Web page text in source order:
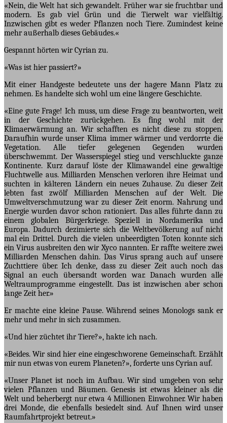
«Nein, die Welt hat sich gewandelt. Früher war sie fruchtbar und
modern. Es gab viel Grün und die Tierwelt war vielfältig.
Inzwischen gibt es weder Pflanzen noch Tiere. Zumindest keine
mehr außerhalb dieses Gebäudes.«
Gespannt hörten wir Cyrian zu.
«Was ist hier passiert?»
Mit einer Handgeste bedeutete uns der hagere Mann Platz zu
nehmen. Es handelte sich wohl um eine längere Geschichte.
«Eine gute Frage! Ich muss, um diese Frage zu beantworten, weit
in der Geschichte zurückgehen. Es fing wohl mit der
Klimaerwärmung an. Wir schafften es nicht diese zu stoppen.
Daraufhin wurde unser Klima immer wärmer und verdorrte die
Vegetation. Alle tiefer gelegenen Gegenden wurden
überschwemmt. Der Wasserspiegel stieg und verschluckte ganze
Kontinente. Kurz darauf löste der Klimawandel eine gewaltige
Fluchtwelle aus. Milliarden Menschen verloren ihre Heimat und
suchten in kälteren Ländern ein neues Zuhause. Zu dieser Zeit
lebten fast zwölf Milliarden Menschen auf der Welt. Die
Umweltverschmutzung war zu dieser Zeit enorm. Nahrung und
Energie wurden davor schon rationiert. Das alles führte dann zu
einem globalen Bürgerkriege. Speziell in Nordamerika und
Europa. Dadurch dezimierte sich die Weltbevölkerung auf nicht
mal ein Drittel. Durch die vielen unbeerdigten Toten konnte sich
ein Virus ausbreiten den wir Xyco nannten. Er raffte weitere zwei
Milliarden Menschen dahin. Das Virus sprang auch auf unsere
Zuchttiere über. Ich denke, dass zu dieser Zeit auch noch das
Signal an euch übersandt worden war. Danach wurden alle
Weltraumprogramme eingestellt. Das ist inzwischen aber schon
lange Zeit her.»
Er machte eine kleine Pause. Während seines Monologs sank er
mehr und mehr in sich zusammen.
«Und hier züchtet ihr Tiere?», hakte ich nach.
«Beides. Wir sind hier eine eingeschworene Gemeinschaft. Erzählt
mir nun etwas von eurem Planeten?», forderte uns Cyrian auf.
«Unser Planet ist noch im Aufbau. Wir sind umgeben von sehr
vielen Pflanzen und Bäumen. Genesis ist etwas kleiner als die
Welt und beherbergt nur etwa 4 Millionen Einwohner. Wir haben
drei Monde, die ebenfalls besiedelt sind. Auf Ihnen wird unser
Raumfahrtprojekt betreut.»